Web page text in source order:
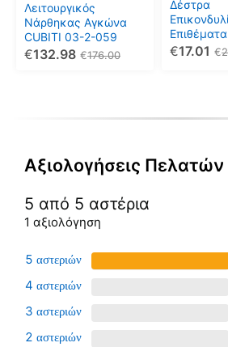
Λειτουργικός
Νάρθηκας Αγκώνα
CUBITI 03-2-059
176.00
€
132.98
€
να
επιλεγούν
στη
Δέστρα
03-2-023
€
17.01
€
να
επιλεγούν
στη
Αξιολογήσεις Πελατών
5 από 5 αστέρια
1 αξιολόγηση
5
4
3
2